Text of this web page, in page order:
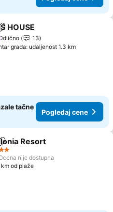
Dodati u favorite
HOUSE
13
grada: udaljenost 1.3 km
tačne
Pogledaj cene
Dodati u favorite
Resort
nije dostupna
od plaže